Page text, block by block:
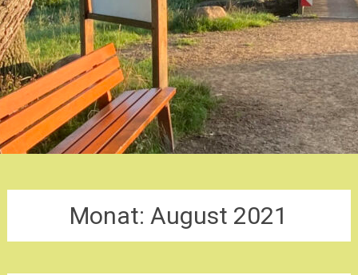
Monat:August 2021